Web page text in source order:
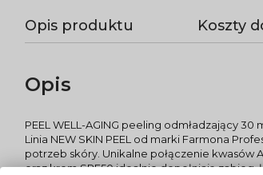
Opis produktu Koszty
Opis
PEEL WELL-AGING peeling odmładzający 30
Linia NEW SKIN PEEL od marki Farmona
potrzeb skóry. Unikalne połączenie kwasów
oraz krem SPF50 idealnie dopełniają